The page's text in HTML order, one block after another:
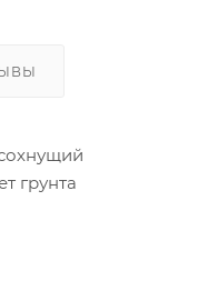
грунта